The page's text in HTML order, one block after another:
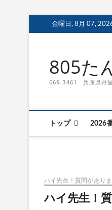
k
n
金曜日, 8月 07,
805た
669-3461 兵庫県丹
トップ 2026
ハイ先生！質問があり
ハイ先生！